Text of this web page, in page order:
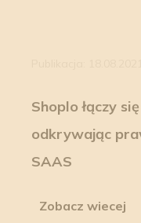
Shoplo łączy
odkrywając
SAAS
Zobacz wiecej